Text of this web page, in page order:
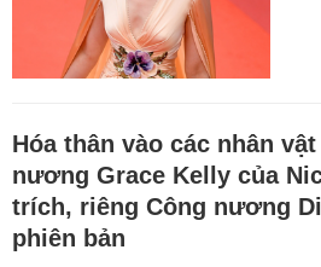
Hóa thân vào các nhân
nương Grace Kelly của
trích, riêng Công nương
phiên bản